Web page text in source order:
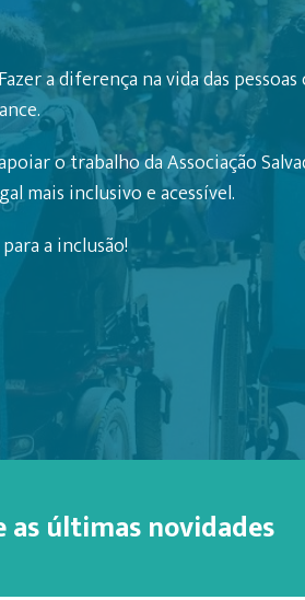
a diferença na vida das pessoas
o trabalho da Associação
mais inclusivo e acessível.
a inclusão!
as últimas novidades